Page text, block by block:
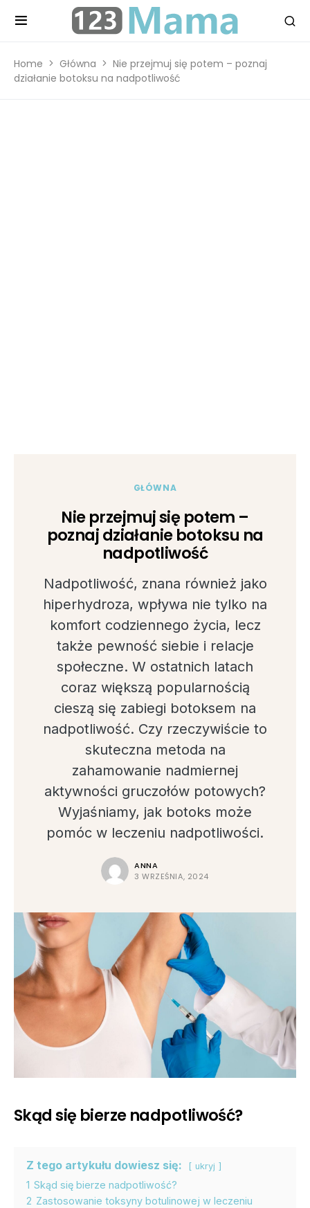
Home Główna
Nie przejmuj się potem – poznaj
działanie botoksu na nadpotliwość
GŁÓWNA
Nie przejmuj się potem –
poznaj działanie botoksu na
nadpotliwość
Nadpotliwość, znana również jako
hiperhydroza, wpływa nie tylko na
komfort codziennego życia, lecz
także pewność siebie i relacje
społeczne. W ostatnich latach
coraz większą popularnością
cieszą się zabiegi botoksem na
nadpotliwość. Czy rzeczywiście to
skuteczna metoda na
zahamowanie nadmiernej
aktywności gruczołów potowych?
Wyjaśniamy, jak botoks może
pomóc w leczeniu nadpotliwości.
ANNA
3 WRZEŚNIA, 2024
Skąd się bierze nadpotliwość?
Z tego artykułu dowiesz się: ukryj
1 Skąd się bierze nadpotliwość?
2 Zastosowanie toksyny botulinowej w leczeniu